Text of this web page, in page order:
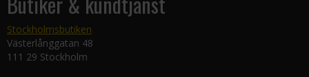
Stockholmsbutiken
Västerlånggatan 48
111 29 Stockholm